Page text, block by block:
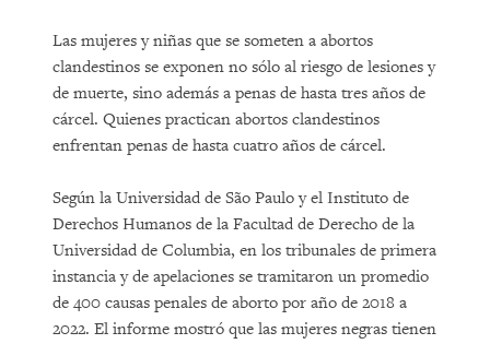
Las mujeres y niñas que se someten a abortos
clandestinos se exponen no sólo al riesgo de lesiones y
de muerte, sino además a penas de hasta tres años de
cárcel. Quienes practican abortos clandestinos
enfrentan penas de hasta cuatro años de cárcel.
Según la Universidad de São Paulo y el Instituto de
Derechos Humanos de la Facultad de Derecho de la
Universidad de Columbia, en los tribunales de primera
instancia y de apelaciones se tramitaron un promedio
de 400 causas penales de aborto por año de 2018 a
2022. El informe mostró que las mujeres negras tienen